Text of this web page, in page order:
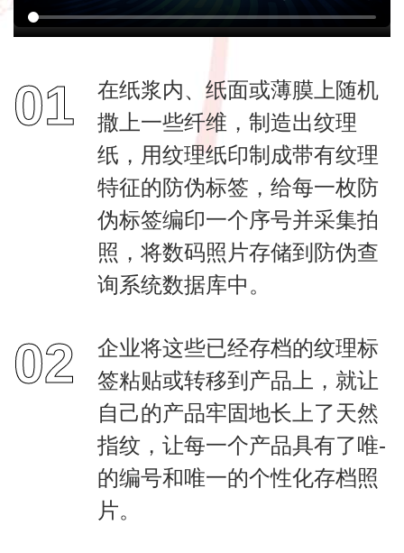
01
在纸浆内、纸面或薄膜上随机
撒上一些纤维，制造出纹理
纸，用纹理纸印制成带有纹理
特征的防伪标签，给每一枚防
伪标签编印一个序号并采集拍
照，将数码照片存储到防伪查
询系统数据库中。
02
企业将这些已经存档的纹理标
签粘贴或转移到产品上，就让
自己的产品牢固地长上了天然
指纹，让每一个产品具有了唯-
的编号和唯一的个性化存档照
片。